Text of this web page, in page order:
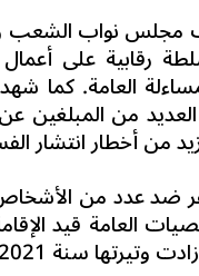
2021 غلق أبواب
رقابية على
العامة.كما
من المبلغين
من أخطار
عدد من الأشخاص
العامة قيد
سنة 2021.